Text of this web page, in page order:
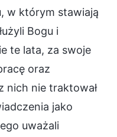
w którym stawiają
Bogu i
te lata, za swoje
oraz
nich nie traktował
jako
uważali